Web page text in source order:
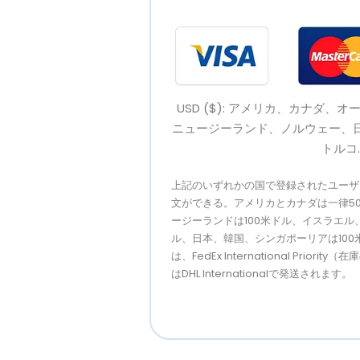
USD ($): アメリカ、カナダ、オ
ニュージーランド、ノルウェー、
トルコ.
上記のいずれかの国で登録されたユー
文ができる。アメリカとカナダは一律
ージーランドは100米ドル、イスラエ
ル、日本、韓国、シンガポーリアは
は、FedEx International Priority（在
はDHL Internationalで発送されます。